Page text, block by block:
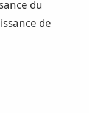
du
de